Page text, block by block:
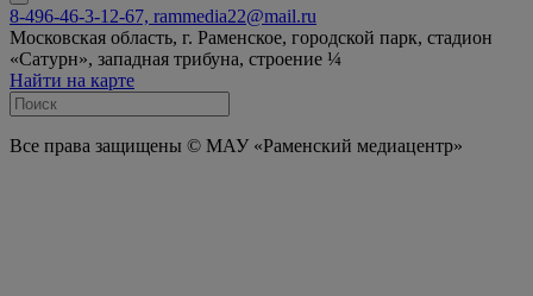
8-496-46-3-12-67, rammedia22@mail.ru
Московская область, г. Раменское, городской парк, стадион
«Сатурн», западная трибуна, строение ¼
Найти на карте
Все права защищены © МАУ «Раменский медиацентр»